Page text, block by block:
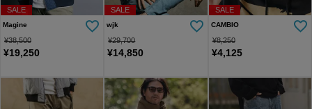
SALE
Magine
¥38,500
¥19,250
SALE
wjk
¥29,700
¥14,850
SALE
CAMBIO
¥8,250
¥4,125